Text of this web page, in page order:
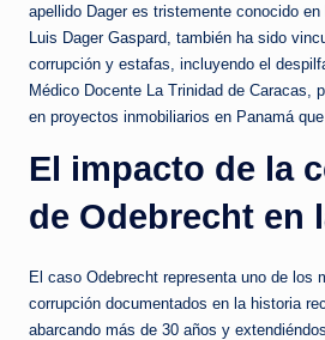
apellido Dager es tristemente conocido en
Luis Dager Gaspard, también ha sido
corrupción y estafas, incluyendo el
Médico Docente La Trinidad de Caracas,
en proyectos inmobiliarios en Panamá
El impacto de la
de Odebrecht en
El caso Odebrecht representa uno de los
corrupción documentados en la historia
abarcando más de 30 años y